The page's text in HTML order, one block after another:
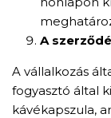
A
A vállalkozás
fogyasztó által
kávékapszula,